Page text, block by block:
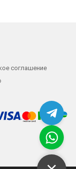
соглашение